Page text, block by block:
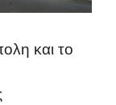
και το